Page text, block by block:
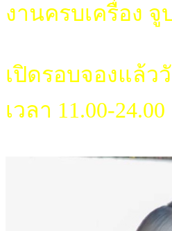
งานครบเครื่อง
เปิดรอบจองแล้ว
เวลา 11.00-24.00